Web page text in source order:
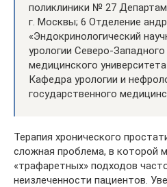
поликлиники № 27
г. Москвы; 6 Отделение
«Эндокринологический
урологии Северо-
медицинского
Кафедра урологии и
государственного
Терапия хронического
сложная проблема, в которой
«трафаретных» подходов
неизлеченности пациентов.